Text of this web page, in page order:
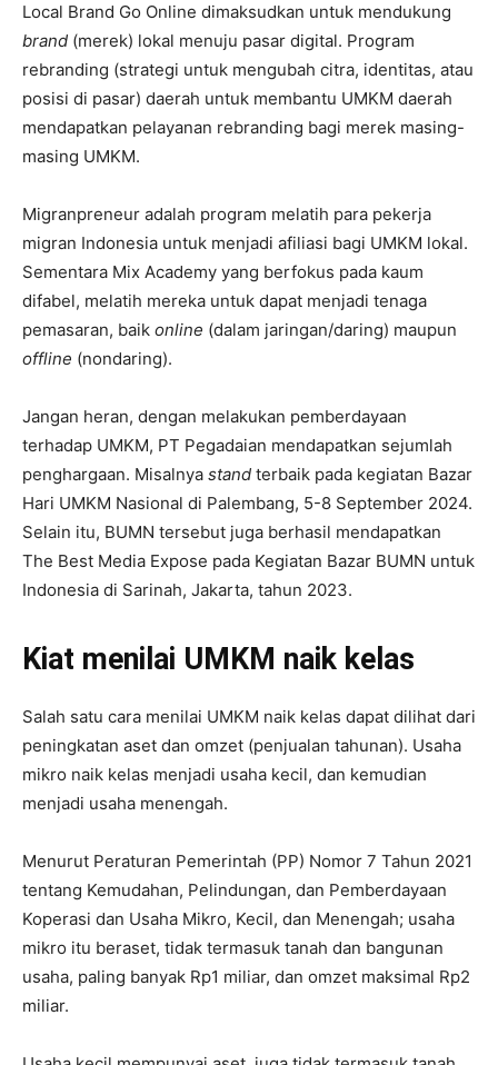
Local Brand Go Online dimaksudkan untuk mendukung
brand (merek) lokal menuju pasar digital. Program
rebranding (strategi untuk mengubah citra, identitas, atau
posisi di pasar) daerah untuk membantu UMKM daerah
mendapatkan pelayanan rebranding bagi merek masing-
masing UMKM.
Migranpreneur adalah program melatih para pekerja
migran Indonesia untuk menjadi afiliasi bagi UMKM lokal.
Sementara Mix Academy yang berfokus pada kaum
difabel, melatih mereka untuk dapat menjadi tenaga
pemasaran, baik online (dalam jaringan/daring) maupun
offline (nondaring).
Jangan heran, dengan melakukan pemberdayaan
terhadap UMKM, PT Pegadaian mendapatkan sejumlah
penghargaan. Misalnya stand terbaik pada kegiatan Bazar
Hari UMKM Nasional di Palembang, 5-8 September 2024.
Selain itu, BUMN tersebut juga berhasil mendapatkan
The Best Media Expose pada Kegiatan Bazar BUMN untuk
Indonesia di Sarinah, Jakarta, tahun 2023.
Kiat menilai UMKM naik kelas
Salah satu cara menilai UMKM naik kelas dapat dilihat dari
peningkatan aset dan omzet (penjualan tahunan). Usaha
mikro naik kelas menjadi usaha kecil, dan kemudian
menjadi usaha menengah.
Menurut Peraturan Pemerintah (PP) Nomor 7 Tahun 2021
tentang Kemudahan, Pelindungan, dan Pemberdayaan
Koperasi dan Usaha Mikro, Kecil, dan Menengah; usaha
mikro itu beraset, tidak termasuk tanah dan bangunan
usaha, paling banyak Rp1 miliar, dan omzet maksimal Rp2
miliar.